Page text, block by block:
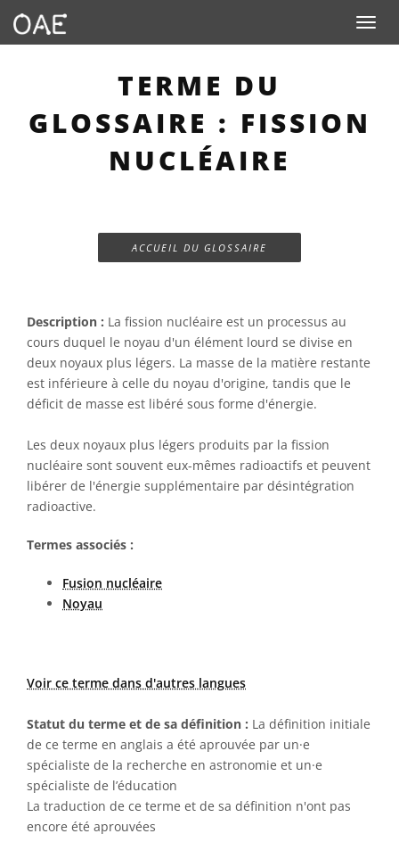
Toggle
TERME DU
GLOSSAIRE : FISSION
NUCLÉAIRE
ACCUEIL DU GLOSSAIRE
Description : La fission nucléaire est un processus au
cours duquel le noyau d'un élément lourd se divise en
deux noyaux plus légers. La masse de la matière restante
est inférieure à celle du noyau d'origine, tandis que le
déficit de masse est libéré sous forme d'énergie.
Les deux noyaux plus légers produits par la fission
nucléaire sont souvent eux-mêmes radioactifs et peuvent
libérer de l'énergie supplémentaire par désintégration
radioactive.
Termes associés :
Fusion nucléaire
Noyau
Voir ce terme dans d'autres langues
Statut du terme et de sa définition : La définition initiale
de ce terme en anglais a été aprouvée par un·e
spécialiste de la recherche en astronomie et un·e
spécialiste de l’éducation
La traduction de ce terme et de sa définition n'ont pas
encore été aprouvées